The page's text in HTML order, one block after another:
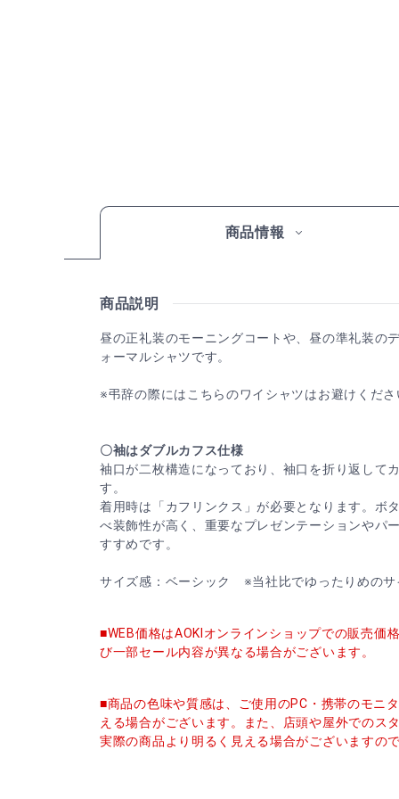
商品情報
商品説明
昼の正礼装のモーニングコートや、昼の準礼装の
ォーマルシャツです。
※弔辞の際にはこちらのワイシャツはお避けくださ
〇袖はダブルカフス仕様
袖口が二枚構造になっており、袖口を折り返して
す。
着用時は「カフリンクス」が必要となります。ボ
べ装飾性が高く、重要なプレゼンテーションやパ
すすめです。
サイズ感：ベーシック ※当社比でゆったりめのサ
■WEB価格はAOKIオンラインショップでの販売価
び一部セール内容が異なる場合がございます。
■商品の色味や質感は、ご使用のPC・携帯のモニ
える場合がございます。また、店頭や屋外でのス
実際の商品より明るく見える場合がございますの